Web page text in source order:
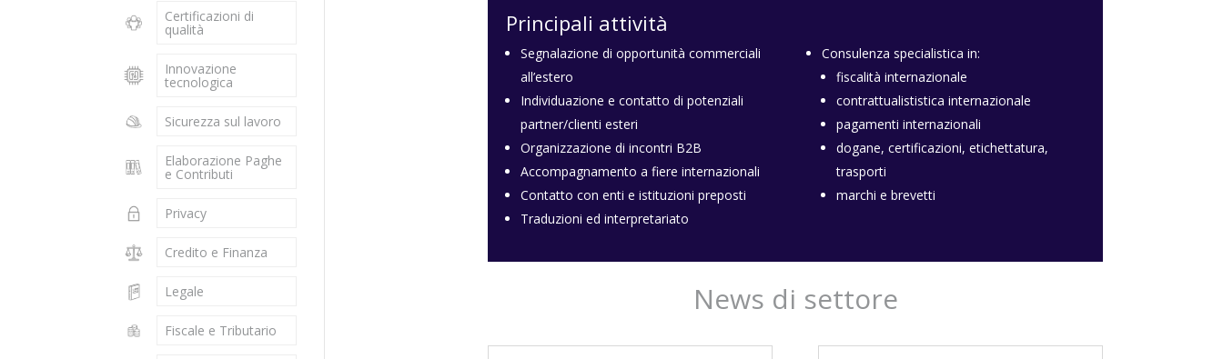
Certificazioni di
qualità
Innovazione
tecnologica
Sicurezza sul lavoro
Elaborazione Paghe
e Contributi
Privacy
Credito e Finanza
Legale
Fiscale e Tributario
Principali attività
Segnalazione di opportunità commerciali
all’estero
Individuazione e contatto di potenziali
partner/clienti esteri
Organizzazione di incontri B2B
Accompagnamento a fiere internazionali
Contatto con enti e istituzioni preposti
Traduzioni ed interpretariato
Consulenza specialistica in:
fiscalità internazionale
contrattualististica internazionale
pagamenti internazionali
dogane, certificazioni, etichettatura,
trasporti
marchi e brevetti
News di settore